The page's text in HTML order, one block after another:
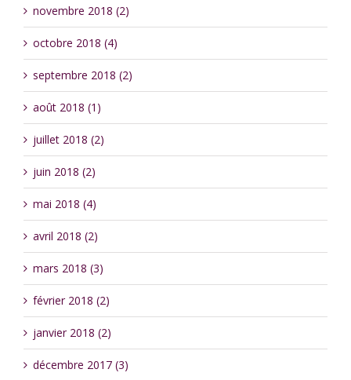
novembre 2018 (2)
octobre 2018 (4)
septembre 2018 (2)
août 2018 (1)
juillet 2018 (2)
juin 2018 (2)
mai 2018 (4)
avril 2018 (2)
mars 2018 (3)
février 2018 (2)
janvier 2018 (2)
décembre 2017 (3)